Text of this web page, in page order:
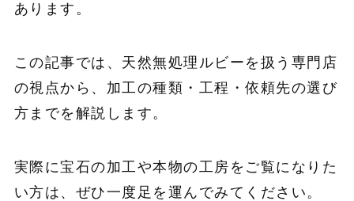
あります。
この記事では、天然無処理ルビーを扱う専門店
の視点から、加工の種類・工程・依頼先の選び
方までを解説します。
実際に宝石の加工や本物の工房をご覧になりた
い方は、ぜひ一度足を運んでみてください。